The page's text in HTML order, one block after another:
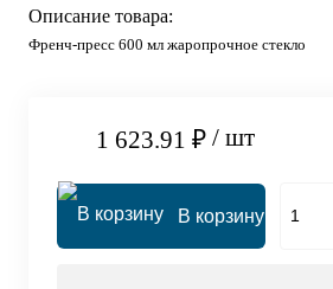
Описание товара:
Френч-пресс 600 мл жаропрочное стекло
1 623.91 ₽ / шт
В корзину